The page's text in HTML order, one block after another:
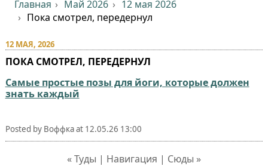
Главная Май 2026
12 мая 2026
Пока смотрел, передернул
12 МАЯ, 2026
ПОКА СМОТРЕЛ, ПЕРЕДЕРНУЛ
Самые простые позы для йоги, которые должен
знать каждый
Posted by Воффкаat 12.05.26 13:00
« Туды | Навигация | Сюды »